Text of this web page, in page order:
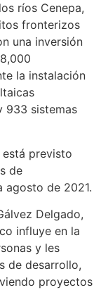
ríos Cenepa,
fronterizos
una inversión
la instalación
933 sistemas
está previsto
de
agosto de 2021.
Delgado,
influye en la
y les
de desarrollo,
proyectos